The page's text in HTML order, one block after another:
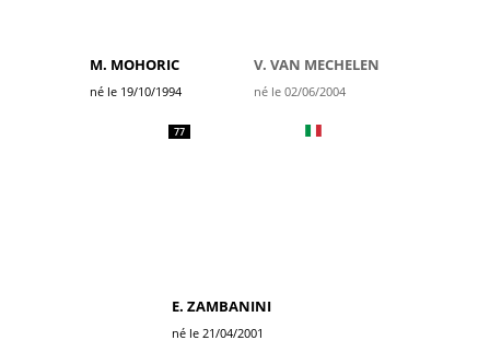
M. MOHORIC
né le 19/10/1994
V. VAN MECHELEN
né le 02/06/2004
77
E. ZAMBANINI
né le 21/04/2001